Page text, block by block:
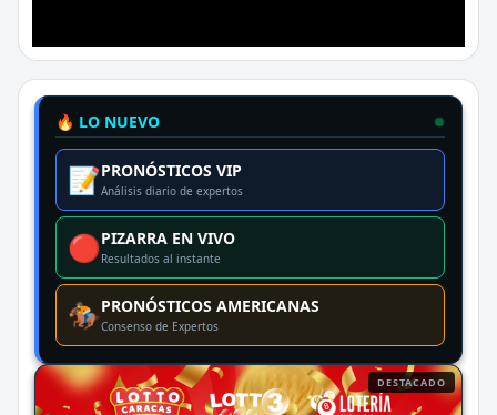
🔥 LO NUEVO
📝PRONÓSTICOS VIP
Análisis diario de expertos
🔴PIZARRA EN VIVO
Resultados al instante
🏇PRONÓSTICOS AMERICANAS
Consenso de Expertos
DESTACADO